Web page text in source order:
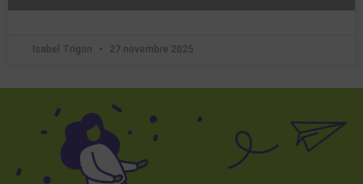
Isabel Trigon 27 novembre 2025